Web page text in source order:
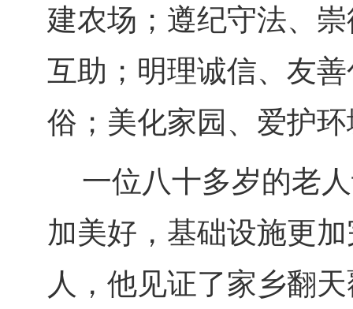
建农场；遵纪守法、
互助；明理诚信、友
俗；美化家园、爱护
一位八十多岁的老人
加美好，基础设施更
人，他见证了家乡翻